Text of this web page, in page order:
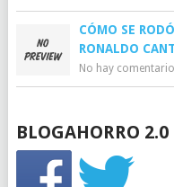
CÓMO SE
RONALDO
No hay
BLOGAHORRO 2.0